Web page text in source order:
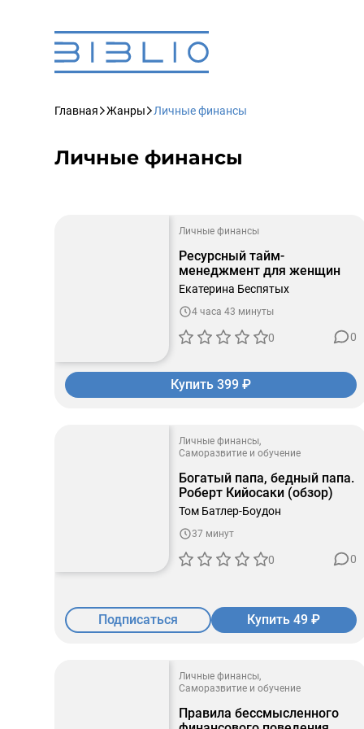
Главная Жанры Личные финансы
Личные финансы
Личные финансы
Ресурсный тайм-
менеджмент для женщин
Екатерина Беспятых
4 часа 43 минуты
0 0
Купить 399 ₽
Личные финансы
Саморазвитие и обучение
Богатый папа, бедный папа.
Роберт Кийосаки (обзор)
Том Батлер-Боудон
37 минут
0 0
Подписаться Купить 49 ₽
Личные финансы
Саморазвитие и обучение
Правила бессмысленного